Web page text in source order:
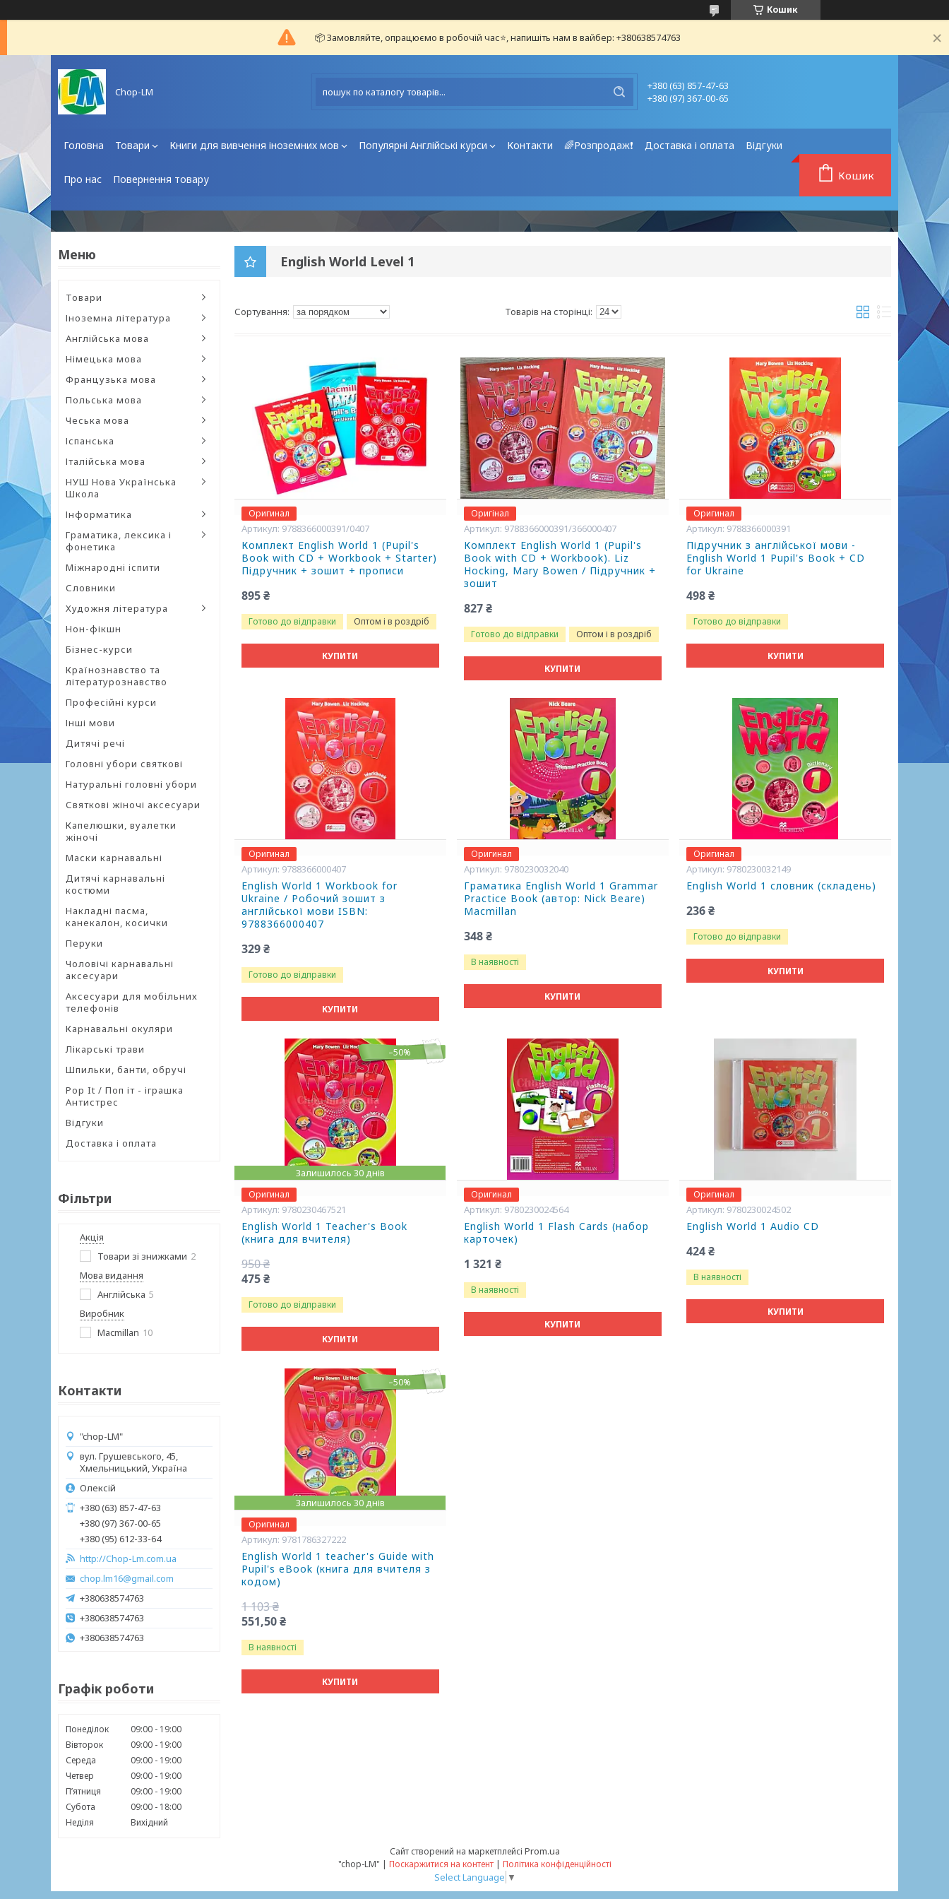
Кошик
📦 Замовляйте, опрацюємо в робочій час⭐, напишіть нам в вайбер: +380638574763
Chop-LM
+380 (63) 857-47-63
+380 (97) 367-00-65
Головна Товари Книги для вивчення іноземних мов Популярні Англійські курси Контакти 🌈Розпродаж❗ Доставка і оплата Відгуки
Про нас Повернення товару Кошик
Товари
Іноземна література
Англійська мова
Німецька мова
Французька мова
Польська мова
Чеська мова
Іспанська
Італійська мова
НУШ Нова Українська
Школа
Інформатика
Граматика, лексика і
фонетика
Міжнародні іспити
Словники
Художня література
Нон-фікшн
Бізнес-курси
Країнознавство та
літературознавство
Професійні курси
Інші мови
Дитячі речі
Головні убори святкові
Натуральні головні убори
Святкові жіночі аксесуари
Капелюшки, вуалетки
жіночі
Маски карнавальні
Дитячі карнавальні
костюми
Накладні пасма,
канекалон, косички
Перуки
Чоловічі карнавальні
аксесуари
Аксесуари для мобільних
телефонів
Карнавальні окуляри
Лікарські трави
Шпильки, банти, обручі
Pop It / Поп іт - іграшка
Антистрес
Відгуки
Доставка і оплата
Фільтри
Акція
Товари зі знижками 2
Мова видання
Англійська 5
Виробник
Macmillan 10
Контакти
"chop-LM"
вул. Грушевського, 45,
Хмельницький, Україна
Олексій
+380 (63) 857-47-63
+380 (97) 367-00-65
+380 (95) 612-33-64
http://Chop-Lm.com.ua
chop.lm16@gmail.com
+380638574763
+380638574763
+380638574763
Графік роботи
Понеділок 09:00
19:00
Вівторок
09:00
19:00
Середа
09:00
19:00
Четвер
09:00
19:00
Пʼятниця
09:00
19:00
Субота
09:00
18:00
Неділя
Вихідний
English World Level 1
Оригинал
9788366000391/0407
Комплект English World 1 (Pupil's
Book with CD + Workbook + Starter)
Підручник + зошит + прописи
895 ₴
Готово до відправки Оптом і в роздріб
КУПИТИ
Оригінал
9788366000391/366000407
Комплект English World 1 (Pupil's
Book with CD + Workbook). Liz
Hocking, Mary Bowen / Підручник +
зошит
827 ₴
Готово до відправки Оптом і в роздріб
КУПИТИ
Оригинал
9788366000391
Підручник з англійської мови -
English World 1 Pupil's Book + CD
for Ukraine
498 ₴
Готово до відправки
КУПИТИ
Оригинал
9788366000407
English World 1 Workbook for
Ukraine / Робочий зошит з
англійської мови ISBN:
9788366000407
329 ₴
Готово до відправки
КУПИТИ
Оригинал
9780230032040
Граматика English World 1 Grammar
Practice Book (автор: Nick Beare)
Macmillan
348 ₴
В наявності
КУПИТИ
Оригинал
9780230032149
English World 1 словник (складень)
236 ₴
Готово до відправки
КУПИТИ
–50%
Залишилось 30 днів
Оригинал
9780230467521
English World 1 Teacher's Book
(книга для вчителя)
950 ₴
475 ₴
Готово до відправки
КУПИТИ
Оригинал
9780230024564
English World 1 Flash Cards (набор
карточек)
1 321 ₴
В наявності
КУПИТИ
Оригинал
9780230024502
English World 1 Audio CD
424 ₴
В наявності
КУПИТИ
–50%
Залишилось 30 днів
Оригинал
9781786327222
English World 1 teacher's Guide with
Pupil's eBook (книга для вчителя з
кодом)
1 103 ₴
551,50 ₴
В наявності
КУПИТИ
Сайт створений на маркетплейсі Prom.ua
"chop-LM" | Поскаржитися на контент | Політика конфіденційності
Select Language ▼